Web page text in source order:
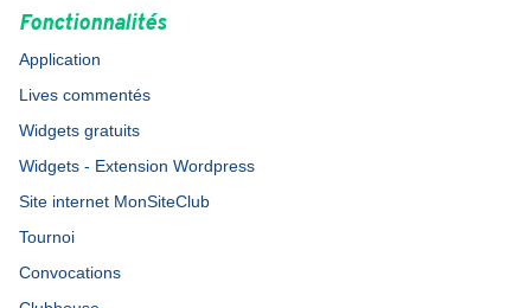
Fonctionnalités
Application
Lives commentés
Widgets gratuits
Widgets - Extension Wordpress
Site internet MonSiteClub
Tournoi
Convocations